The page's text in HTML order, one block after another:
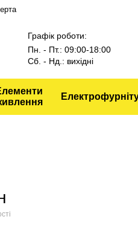
Графік роботи:
Пн. - Пт.: 09:00-18:00
Сб. - Нд.: вихідні